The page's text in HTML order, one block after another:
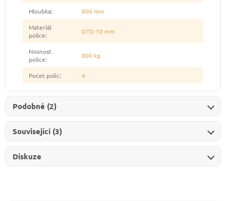
Hloubka:
800 mm
Materiál
police: DTD 10 mm
Nosnost
police: 800 kg
Počet polic: 4
Podobné (2)
Související (3)
Diskuze